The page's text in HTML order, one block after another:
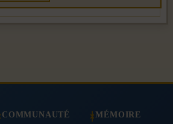
COMMUNAUTÉ MÉMOIRE